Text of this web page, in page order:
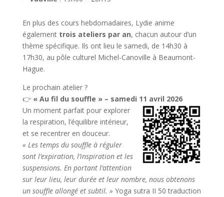
En plus des cours hebdomadaires, Lydie anime
également trois ateliers par an, chacun autour d’un
thème spécifique. Ils ont lieu le samedi, de 14h30 à
17h30, au pôle culturel Michel-Canoville à Beaumont-
Hague.
Le prochain atelier ?
👉 « Au fil du souffle » – samedi 11 avril 2026
Un moment parfait pour explorer
la respiration, l’équilibre intérieur,
et se recentrer en douceur.
« Les temps du souffle à réguler
sont l’expiration, l’inspiration et les
suspensions. En portant l’attention
sur leur lieu, leur durée et leur nombre, nous obtenons
un souffle allongé et subtil. » Yoga sutra II 50 traduction